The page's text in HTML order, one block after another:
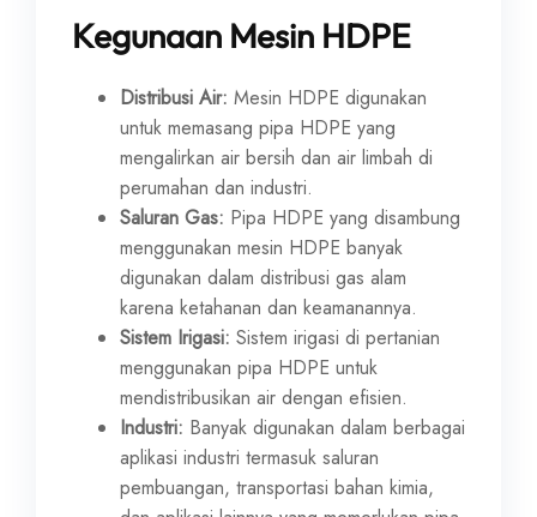
Kegunaan Mesin HDPE
Distribusi Air: Mesin HDPE digunakan
untuk memasang pipa HDPE yang
mengalirkan air bersih dan air limbah di
perumahan dan industri.
Saluran Gas: Pipa HDPE yang disambung
menggunakan mesin HDPE banyak
digunakan dalam distribusi gas alam
karena ketahanan dan keamanannya.
Sistem Irigasi: Sistem irigasi di pertanian
menggunakan pipa HDPE untuk
mendistribusikan air dengan efisien.
Industri: Banyak digunakan dalam berbagai
aplikasi industri termasuk saluran
pembuangan, transportasi bahan kimia,